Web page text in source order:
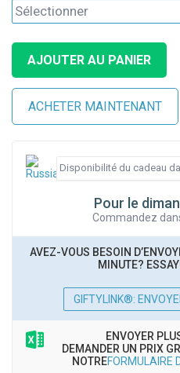
Pour le
Commandez
AVEZ-VOUS BESOIN
MINUTE?
GIFTYLINK®:
ENVOYER
DEMANDER UN PRIX
NOTREFORMULAIRE